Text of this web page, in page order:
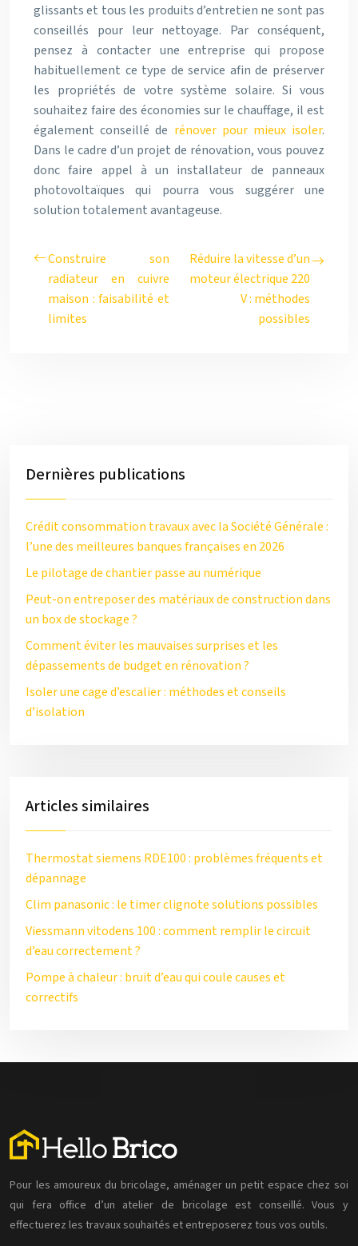
glissants et tous les produits d’entretien ne sont pas
conseillés pour leur nettoyage. Par conséquent,
pensez à contacter une entreprise qui propose
habituellement ce type de service afin de préserver
les propriétés de votre système solaire. Si vous
souhaitez faire des économies sur le chauffage, il est
également conseillé de rénover pour mieux isoler.
Dans le cadre d’un projet de rénovation, vous pouvez
donc faire appel à un installateur de panneaux
photovoltaïques qui pourra vous suggérer une
solution totalement avantageuse.
Construire son
radiateur en cuivre
maison : faisabilité et
limites
Réduire la vitesse d’un
moteur électrique 220
V : méthodes
possibles
Dernières publications
Crédit consommation travaux avec la Société Générale :
l’une des meilleures banques françaises en 2026
Le pilotage de chantier passe au numérique
Peut-on entreposer des matériaux de construction dans
un box de stockage ?
Comment éviter les mauvaises surprises et les
dépassements de budget en rénovation ?
Isoler une cage d’escalier : méthodes et conseils
d’isolation
Articles similaires
Thermostat siemens RDE100 : problèmes fréquents et
dépannage
Clim panasonic : le timer clignote solutions possibles
Viessmann vitodens 100 : comment remplir le circuit
d’eau correctement ?
Pompe à chaleur : bruit d’eau qui coule causes et
correctifs
Pour les amoureux du bricolage, aménager un petit espace chez soi
qui fera office d’un atelier de bricolage est conseillé. Vous y
effectuerez les travaux souhaités et entreposerez tous vos outils.